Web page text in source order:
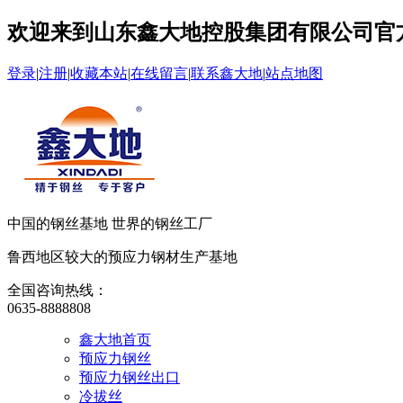
欢迎来到山东鑫大地控股集团有限公司官
登录|注册|收藏本站|在线留言|联系鑫大地|站点地图
中国的钢丝基地 世界的钢丝工厂
鲁西地区较大的预应力钢材生产基地
全国咨询热线：
0635-8888808
鑫大地首页
预应力钢丝
预应力钢丝出口
冷拔丝